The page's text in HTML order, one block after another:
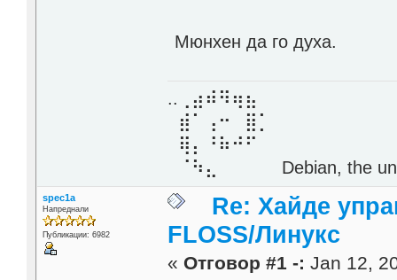
Мюнхен да го духа.
..⢀⣴⠾⠻⢶⣦⠀
⣾⠁⢠⠒⠀⣿⡁
⢿⡄⠘⠷⠚⠋
⠈⠳⣄⠀⠀⠀⠀ Debian, the
spec1a
Напреднали
Публикации: 6982
Re: Хайде
FLOSS/Линукс
« Отговор #1 -: Jan 12,